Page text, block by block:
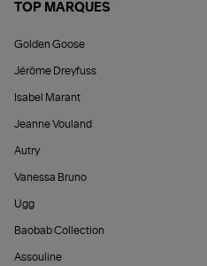
TOP MARQUES
Golden Goose
Jérôme Dreyfuss
Isabel Marant
Jeanne Vouland
Autry
Vanessa Bruno
Ugg
Baobab Collection
Assouline